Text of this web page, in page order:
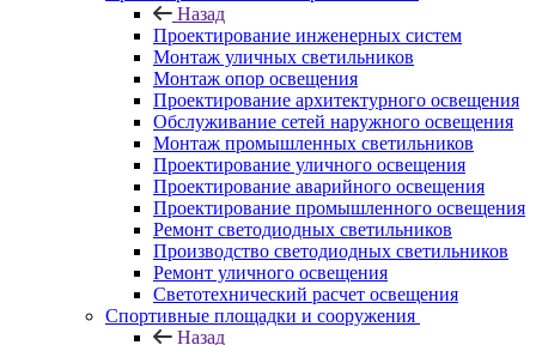
Назад
Проектирование инженерных систем
Монтаж уличных светильников
Монтаж опор освещения
Проектирование архитектурного освещения
Обслуживание сетей наружного освещения
Монтаж промышленных светильников
Проектирование уличного освещения
Проектирование аварийного освещения
Проектирование промышленного освещения
Ремонт светодиодных светильников
Производство светодиодных светильников
Ремонт уличного освещения
Светотехнический расчет освещения
Спортивные площадки и сооружения
Назад